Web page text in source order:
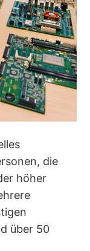
die
höher
über 50